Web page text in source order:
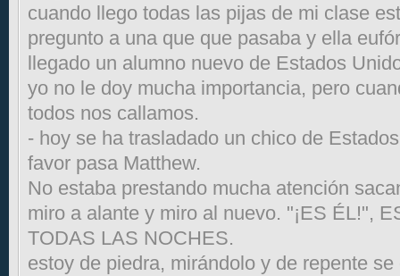
cuando llego todas las pijas de mi clase
pregunto a una que que pasaba y ella
llegado un alumno nuevo de Estados
yo no le doy mucha importancia, pero
todos nos callamos.
- hoy se ha trasladado un chico de
favor pasa Matthew.
No estaba prestando mucha atención
miro a alante y miro al nuevo. "¡ES ÉL!",
TODAS LAS NOCHES.
estoy de piedra, mirándolo y de repente